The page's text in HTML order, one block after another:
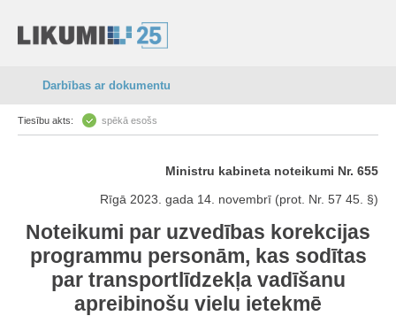
Darbības ar dokumentu
Tiesību akts: spēkā esošs
Ministru kabineta noteikumi Nr. 655
Rīgā 2023. gada 14. novembrī (prot. Nr. 57 45. §)
Noteikumi par uzvedības korekcijas
programmu personām, kas sodītas
par transportlīdzekļa vadīšanu
apreibinošu vielu ietekmē